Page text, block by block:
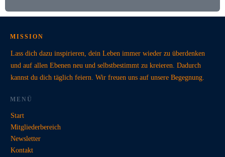
MISSION
Lass dich dazu inspirieren, dein Leben immer wieder zu überdenken
und auf allen Ebenen neu und selbstbestimmt zu kreieren. Dadurch
kannst du dich täglich feiern. Wir freuen uns auf unsere Begegnung.
MENÜ
Start
Mitgliederbereich
Newsletter
Kontakt